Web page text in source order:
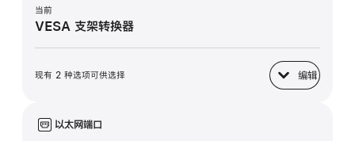
当前
VESA 支架转换器
现有 2 种选项可供选择 编辑
底座
以太网端口